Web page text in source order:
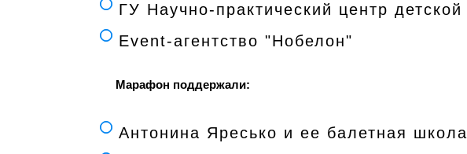
ГУ Научно-практический центр
Event-агентство "Нобелон"
Марафон поддержали:
Антонина Яресько и ее балетная школа